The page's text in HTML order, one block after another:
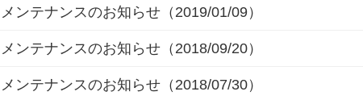
メンテナンスのお知らせ（2019/01/09）
メンテナンスのお知らせ（2018/09/20）
メンテナンスのお知らせ（2018/07/30）